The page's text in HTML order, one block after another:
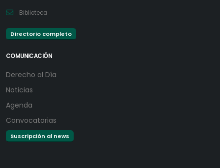
Biblioteca
Directorio completo
COMUNICACIÓN
Derecho al Día
Noticias
Agenda
Convocatorias
Suscripción al news